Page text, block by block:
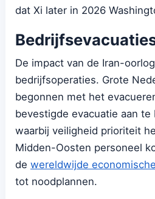
dat Xi later in 2026
De impact van de Iran-
bedrijfsoperaties. Grote
begonnen met het
bevestigde evacuatie aan
waarbij veiligheid prioriteit
Midden-Oosten personeel
de wereldwijde
tot noodplannen.